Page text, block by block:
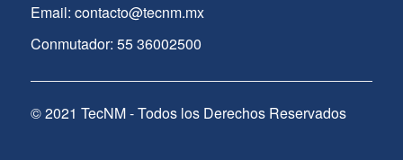
Email: contacto@tecnm.mx
Conmutador: 55 36002500
© 2021 TecNM - Todos los Derechos Reservados